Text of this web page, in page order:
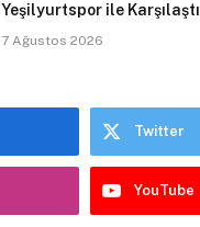
Yeşilyurtspor ile Karşılaştı
7 Ağustos 2026
Twitter
YouTube